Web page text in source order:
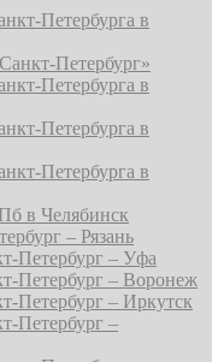
Петербурга в
Петербург»
Петербурга в
Петербурга в
Петербурга в
в Челябинск
– Рязань
Петербург – Уфа
Петербург – Воронеж
Петербург – Иркутск
Петербург –